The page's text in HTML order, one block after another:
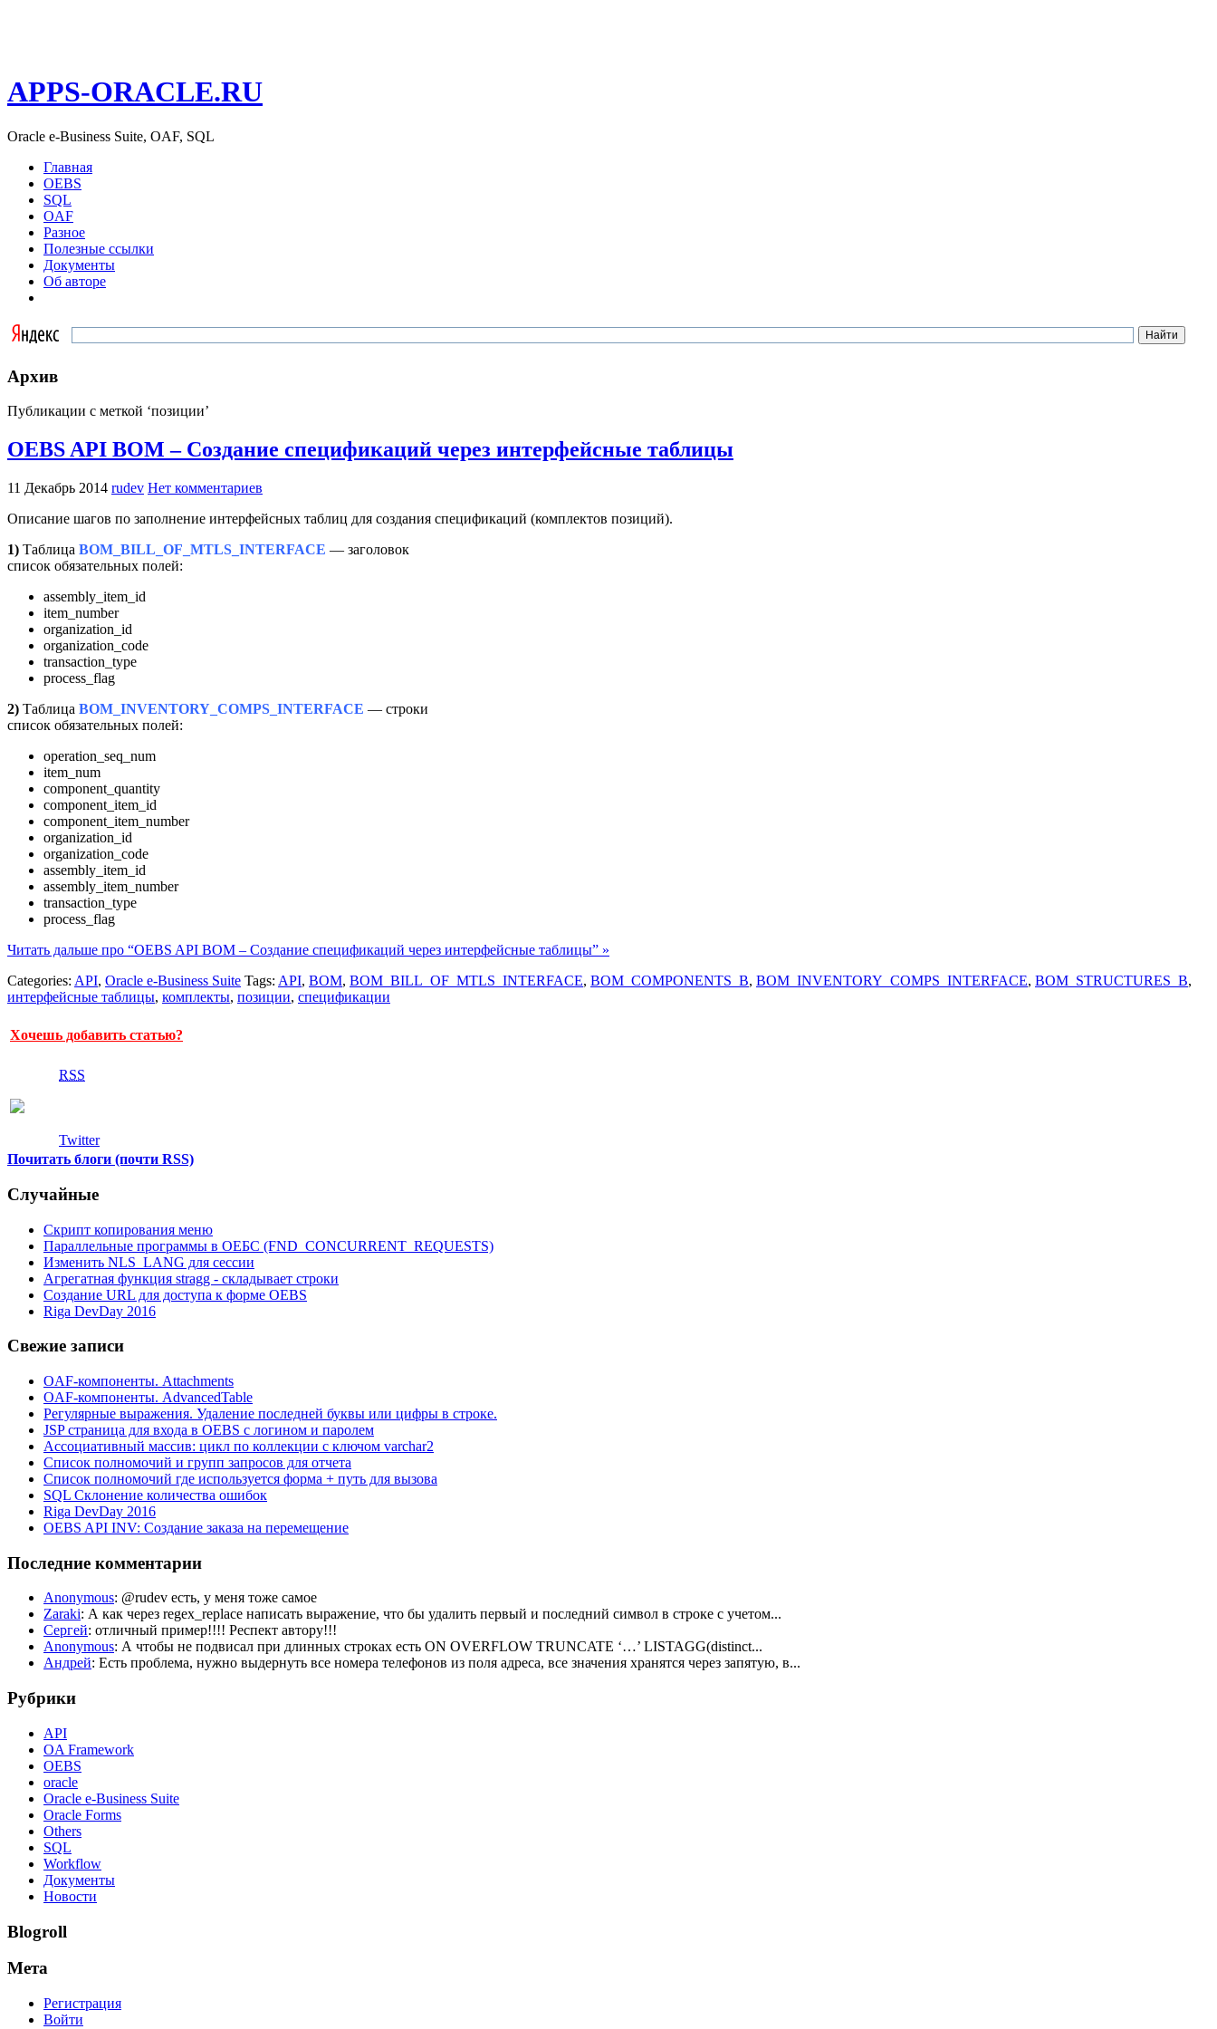
APPS-ORACLE.RU
Oracle e-Business Suite, OAF, SQL
Главная
OEBS
SQL
OAF
Разное
Полезные ссылки
Документы
Об авторе
Архив
Публикации с меткой ‘позиции’
OEBS API BOM – Создание спецификаций через интерфейсные таблицы
11 Декабрь 2014 rudev Нет комментариев
Описание шагов по заполнение интерфейсных таблиц для создания спецификаций (комплектов позиций).
1) Таблица BOM_BILL_OF_MTLS_INTERFACE — заголовок
список обязательных полей:
assembly_item_id
item_number
organization_id
organization_code
transaction_type
process_flag
2) Таблица BOM_INVENTORY_COMPS_INTERFACE — строки
список обязательных полей:
operation_seq_num
item_num
component_quantity
component_item_id
component_item_number
organization_id
organization_code
assembly_item_id
assembly_item_number
transaction_type
process_flag
Читать дальше про “OEBS API BOM – Создание спецификаций через интерфейсные таблицы” »
Categories: API, Oracle e-Business Suite Tags: API, BOM, BOM_BILL_OF_MTLS_INTERFACE, BOM_COMPONENTS_B, BOM_INVENTORY_COMPS_INTERFACE, BOM_STRUCTURES_B,
интерфейсные таблицы, комплекты, позиции, спецификации
Хочешь добавить статью?
RSS
Twitter
Почитать блоги (почти RSS)
Случайные
Скрипт копирования меню
Параллельные программы в ОЕБС (FND_CONCURRENT_REQUESTS)
Изменить NLS_LANG для сессии
Агрегатная функция stragg - складывает строки
Создание URL для доступа к форме OEBS
Riga DevDay 2016
Свежие записи
OAF-компоненты. Attachments
OAF-компоненты. AdvancedTable
Регулярные выражения. Удаление последней буквы или цифры в строке.
JSP страница для входа в OEBS с логином и паролем
Ассоциативный массив: цикл по коллекции с ключом varchar2
Список полномочий и групп запросов для отчета
Список полномочий где используется форма + путь для вызова
SQL Склонение количества ошибок
Riga DevDay 2016
OEBS API INV: Создание заказа на перемещение
Последние комментарии
Anonymous: @rudev есть, у меня тоже самое
Zaraki: А как через regex_replace написать выражение, что бы удалить первый и последний символ в строке с учетом...
Сергей: отличный пример!!!! Респект автору!!!
Anonymous: А чтобы не подвисал при длинных строках есть ON OVERFLOW TRUNCATE ‘…’ LISTAGG(distinct...
Андрей: Есть проблема, нужно выдернуть все номера телефонов из поля адреса, все значения хранятся через запятую, в...
Рубрики
API
OA Framework
OEBS
oracle
Oracle e-Business Suite
Oracle Forms
Others
SQL
Workflow
Документы
Новости
Blogroll
Мета
Регистрация
Войти